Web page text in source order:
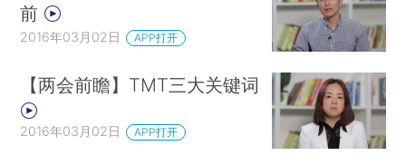
前
2016年03月02日 APP打开
【两会前瞻】TMT三大关键词
2016年03月02日 APP打开